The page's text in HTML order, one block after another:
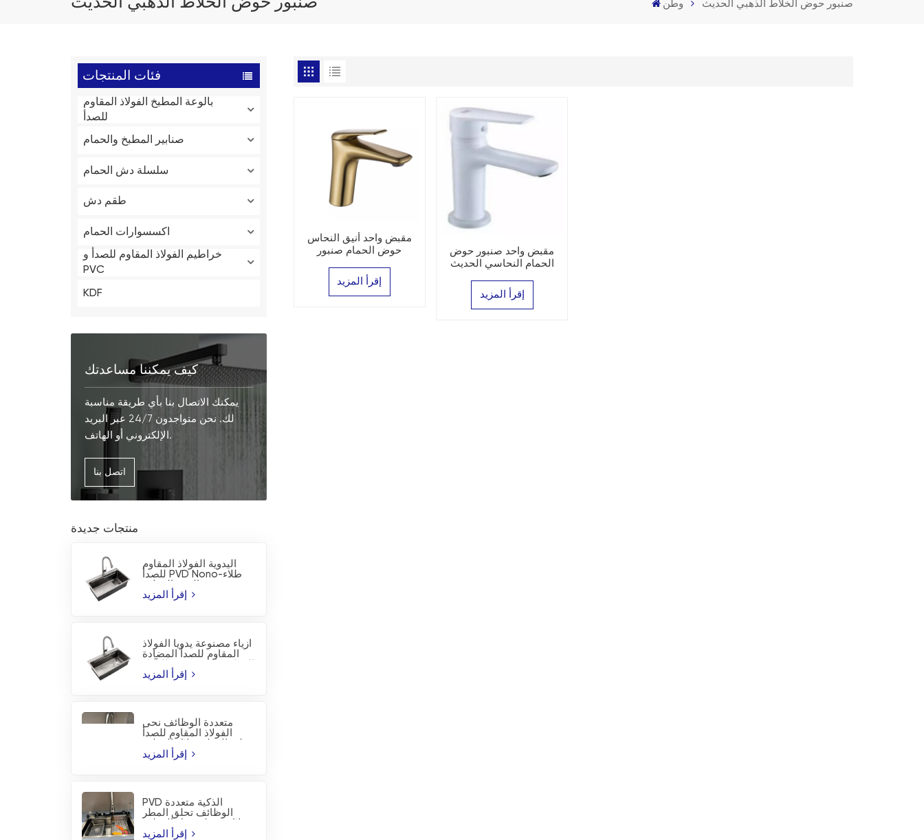
وطن صنبور حوض الخلاط الذهبي الحديث
فئات المنتجات
بالوعة المطبخ الفولاذ المقاوم
للصدأ
صنابير المطبخ والحمام
سلسلة دش الحمام
طقم دش
اكسسوارات الحمام
خراطيم الفولاذ المقاوم للصدأ و
PVC
KDF
كيف يمكننا مساعدتك
يمكنك الاتصال بنا بأي طريقة مناسبة
لك. نحن متواجدون 24/7 عبر البريد
الإلكتروني أو الهاتف.
اتصل بنا
منتجات جديدة
اليدوية الفولاذ المقاوم
للصدأ PVD Nono-طلاء
أزياء مصنوعة يدويا الفولاذ
المقاوم للصدأ المضادة
متعددة الوظائف نحى
الفولاذ المقاوم للصدأ
بالوعة
PVD الذكية متعددة
الوظائف تحلق المطر
بالوعة
مقبض واحد أنيق النحاس
حوض الحمام صنبور
إقرأ المزيد
مقبض واحد صنبور حوض
الحمام النحاسي الحديث
إقرأ المزيد